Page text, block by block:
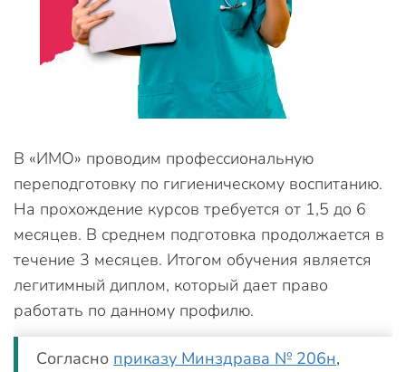
В «ИМО» проводим профессиональную
переподготовку по гигиеническому воспитанию.
На прохождение курсов требуется от 1,5 до 6
месяцев. В среднем подготовка продолжается в
течение 3 месяцев. Итогом обучения является
легитимный диплом, который дает право
работать по данному профилю.
Согласно приказу Минздрава № 206н,